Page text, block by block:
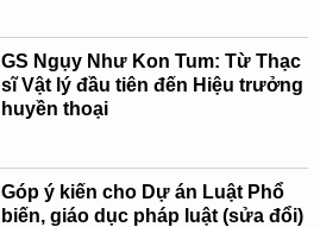
GS Ngụy Như Kon Tum: Từ Thạc
sĩ Vật lý đầu tiên đến Hiệu trưởng
huyền thoại
Góp ý kiến cho Dự án Luật Phổ
biến, giáo dục pháp luật (sửa đổi)